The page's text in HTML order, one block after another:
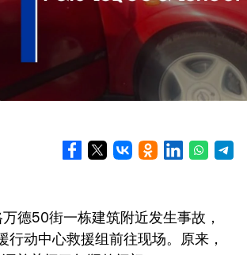
德50街一栋建筑附近发生事故，
动中心救援组前往现场。原来，